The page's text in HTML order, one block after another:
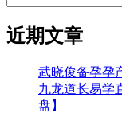
近期文章
武晓俊备孕孕
九龙道长易学
盘】